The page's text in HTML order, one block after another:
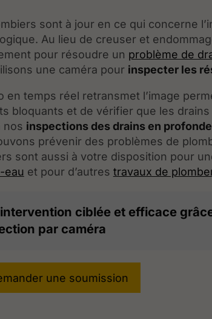
sont à jour en ce qui concerne
Au lieu de creuser et
pour résoudre un problème de
une caméra pour inspecter les
en temps réel retransmet l’image
bloquants et de vérifier que les
nos inspections des drains en
prévenir des problèmes de
sont aussi à votre disposition pour
eau et pour d’autres travaux de
ciblée et efficace
par caméra
une soumission